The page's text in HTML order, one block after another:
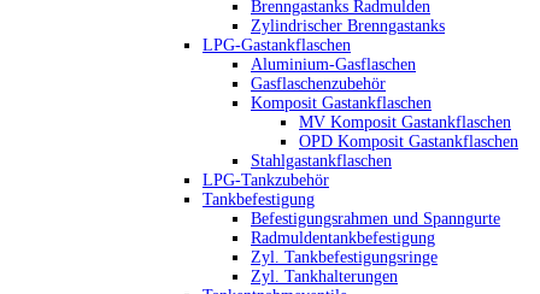
Brenngastanks Radmulden
Zylindrischer Brenngastanks
LPG-Gastankflaschen
Aluminium-Gasflaschen
Gasflaschenzubehör
Komposit Gastankflaschen
MV Komposit Gastankflaschen
OPD Komposit Gastankflaschen
Stahlgastankflaschen
LPG-Tankzubehör
Tankbefestigung
Befestigungsrahmen und Spanngurte
Radmuldentankbefestigung
Zyl. Tankbefestigungsringe
Zyl. Tankhalterungen